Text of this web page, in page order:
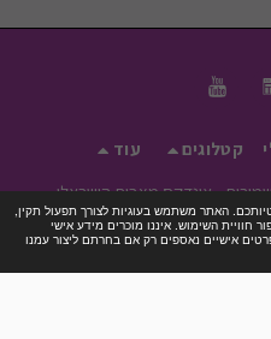
האתר משתמש בעוגיות לצורך תפעול תקין,
חוויית השימוש. איננו מוכרים מידע אישי
אישיים נאספים רק אם בחרתם ליצור עמנו
קטלוגים
עוד
אינדקס מצבות הישראלי
|נגישות